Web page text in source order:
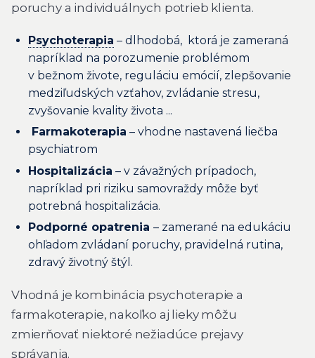
poruchy a individuálnych potrieb klienta.
Psychoterapia – dlhodobá, ktorá je zameraná
napríklad na porozumenie problémom
v bežnom živote, reguláciu emócií, zlepšovanie
medziľudských vzťahov, zvládanie stresu,
zvyšovanie kvality života ...
Farmakoterapia – vhodne nastavená liečba
psychiatrom
Hospitalizácia – v závažných prípadoch,
napríklad pri riziku samovraždy môže byť
potrebná hospitalizácia.
Podporné opatrenia – zamerané na edukáciu
ohľadom zvládaní poruchy, pravidelná rutina,
zdravý životný štýl.
Vhodná je kombinácia psychoterapie a
farmakoterapie, nakoľko aj lieky môžu
zmierňovať niektoré nežiadúce prejavy
správania.